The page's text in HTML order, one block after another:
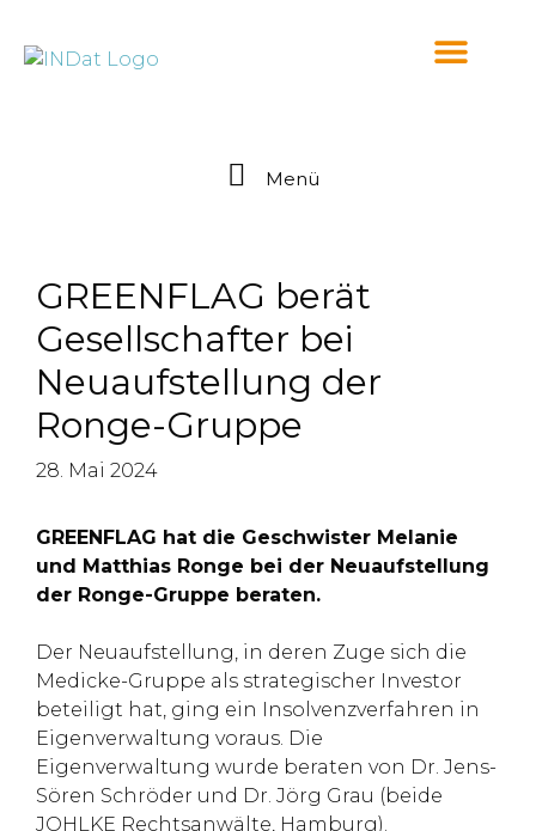
Menü
GREENFLAG berät
Gesellschafter bei
Neuaufstellung der
Ronge-Gruppe
28. Mai 2024
GREENFLAG hat die Geschwister Melanie
und Matthias Ronge bei der Neuaufstellung
der Ronge-Gruppe beraten.
Der Neuaufstellung, in deren Zuge sich die
Medicke-Gruppe als strategischer Investor
beteiligt hat, ging ein Insolvenzverfahren in
Eigenverwaltung voraus. Die
Eigenverwaltung wurde beraten von Dr. Jens-
Sören Schröder und Dr. Jörg Grau (beide
JOHLKE Rechtsanwälte, Hamburg).